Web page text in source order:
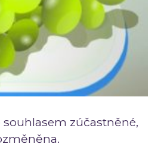
souhlasem zúčastněné,